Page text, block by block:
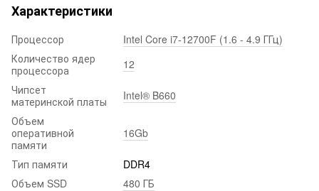
Характеристики
Процессор
Intel Core i7-12700F (1.6 - 4.9 ГГц)
Количество ядер
процессора
12
Чипсет
материнской платы
Intel® B660
Объем
оперативной
памяти
16Gb
Тип памяти
DDR4
Объем SSD
480 ГБ